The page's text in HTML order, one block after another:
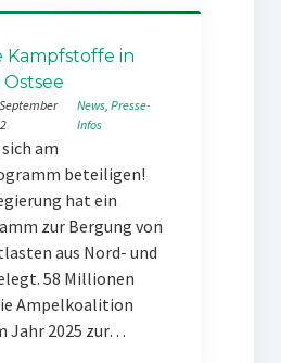
Kampfstoffe in
News, Presse-
Infos
sich am
beteiligen!
hat ein
zur Bergung von
aus Nord- und
58 Millionen
Ampelkoalition
Jahr 2025 zur…